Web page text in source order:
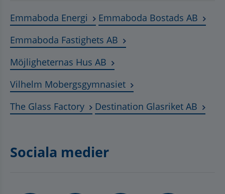
Emmaboda Energi Länk till annan webbplats,
Emmaboda Bostads AB
Emmaboda Fastighets AB Länk till annan
Möjligheternas Hus AB Länk till annan webbplats,
Vilhelm MobergsgymnasietLänk till annan
The Glass FactoryLänk till annan webbplats,
Destination Glasriket AB
Sociala medier